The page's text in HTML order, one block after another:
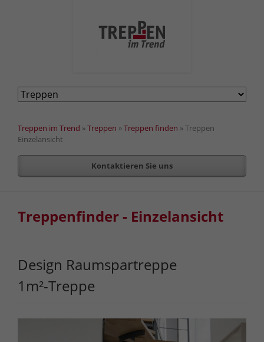
Navigation
überspringen
Treppen im Trend »Treppen »Treppen finden »Treppen
Einzelansicht
Kontaktieren Sie uns
Treppenfinder - Einzelansicht
Design Raumspartreppe
1m²-Treppe